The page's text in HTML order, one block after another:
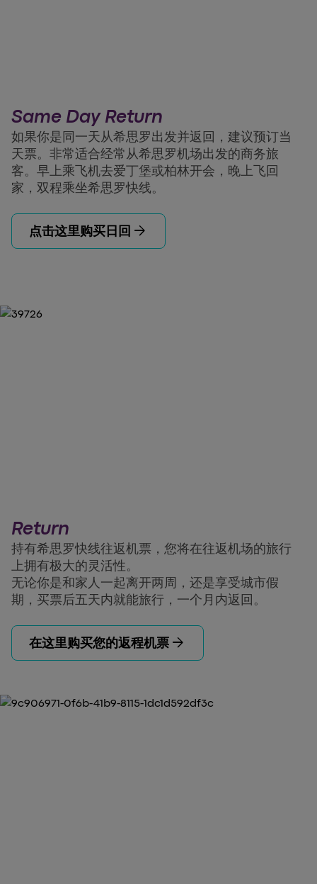
Same Day Return
如果你是同一天从希思罗出发并返回，建议预订当
天票。非常适合经常从希思罗机场出发的商务旅
客。早上乘飞机去爱丁堡或柏林开会，晚上飞回
家，双程乘坐希思罗快线。
点击这里购买日回 arrow_forward
Return
持有希思罗快线往返机票，您将在往返机场的旅行
上拥有极大的灵活性。
无论你是和家人一起离开两周，还是享受城市假
期，买票后五天内就能旅行，一个月内返回。
在这里购买您的返程机票 arrow_forward